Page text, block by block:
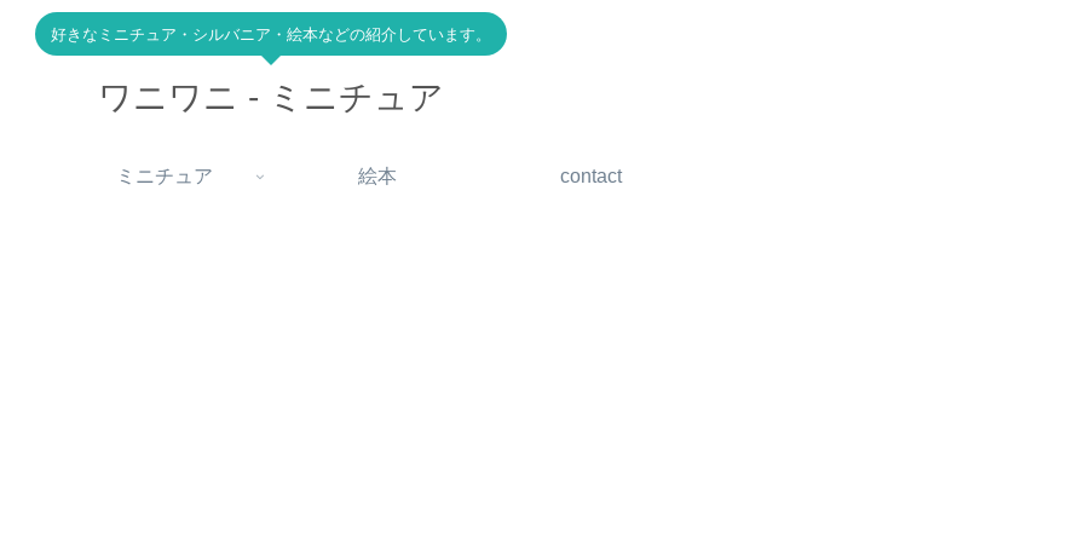
好きなミニチュア・シルバニア・絵本などの紹介しています。
ワニワニ - ミニチュア
ミニチュア 絵本 contact